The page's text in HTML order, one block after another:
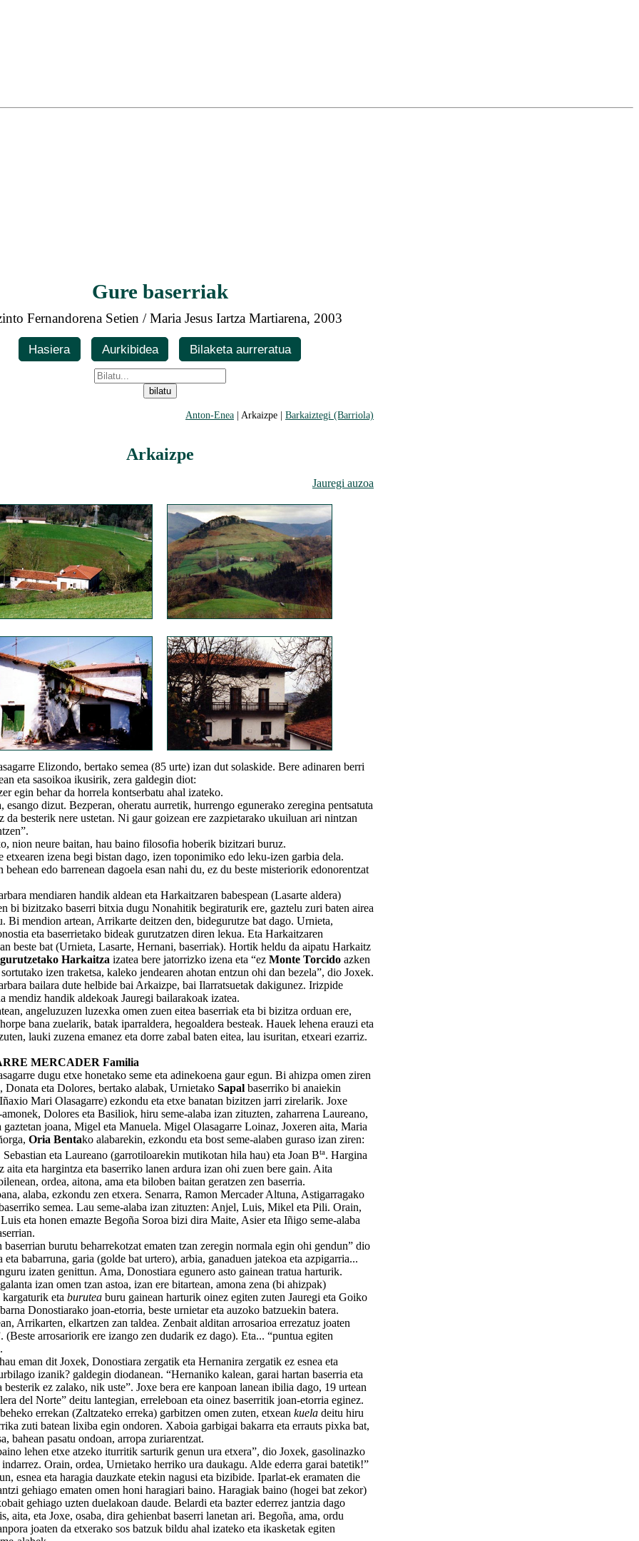
Gure baserriak
Fernandorena Setien / Maria Jesus Iartza Martiarena, 2003
Hasiera Aurkibidea Bilaketa aurreratua
Anton-Enea | Arkaizpe | Barkaiztegi (Barriola)
Arkaizpe
Jauregi auzoa
Elizondo, bertako semea (85 urte) izan dut solaskide. Bere adinaren berri
eta sasoikoa ikusirik, zera galdegin diot:
behar da horrela kontserbatu ahal izateko.
dizut. Bezperan, oheratu aurretik, hurrengo egunerako zeregina pentsatuta
da besterik nere ustetan. Ni gaur goizean ere zazpietarako ukuiluan ari nintzan
neure baitan, hau baino filosofia hoberik bizitzari buruz.
izena begi bistan dago, izen toponimiko edo leku-izen garbia dela.
behean edo barrenean dagoela esan nahi du, ez du beste misteriorik edonorentzat
mendiaren handik aldean eta Harkaitzaren babespean (Lasarte aldera)
bi bizitzako baserri bitxia dugu Nonahitik begiraturik ere, gaztelu zuri baten airea
Bi mendion artean, Arrikarte deitzen den, bidegurutze bat dago. Urnieta,
eta baserrietako bideak gurutzatzen diren lekua. Eta Harkaitzaren
beste bat (Urnieta, Lasarte, Hernani, baserriak). Hortik heldu da aipatu Harkaitz
Harkaitza izatea bere jatorrizko izena eta “ez Monte Torcido azken
izen traketsa, kaleko jendearen ahotan entzun ohi dan bezela”, dio Joxek.
bailara dute helbide bai Arkaizpe, bai Ilarratsuetak dakigunez. Irizpide
mendiz handik aldekoak Jauregi bailarakoak izatea.
angeluzuzen luzexka omen zuen eitea baserriak eta bi bizitza orduan ere,
bana zuelarik, batak iparraldera, hegoaldera besteak. Hauek lehena erauzi eta
lauki zuzena emanez eta dorre zabal baten eitea, lau isuritan, etxeari ezarriz.
MERCADER Familia
dugu etxe honetako seme eta adinekoena gaur egun. Bi ahizpa omen ziren
Donata eta Dolores, bertako alabak, Urnietako Sapal baserriko bi anaiekin
Mari Olasagarre) ezkondu eta etxe banatan bizitzen jarri zirelarik. Joxe
Dolores eta Basiliok, hiru seme-alaba izan zituzten, zaharrena Laureano,
gaztetan joana, Migel eta Manuela. Migel Olasagarre Loinaz, Joxeren aita, Maria
Oria Bentako alabarekin, ezkondu eta bost seme-alaben guraso izan ziren:
Sebastian eta Laureano (garrotiloarekin mutikotan hila hau) eta Joan Bta. Hargina
aita eta hargintza eta baserriko lanen ardura izan ohi zuen bere gain. Aita
ordea, aitona, ama eta biloben baitan geratzen zen baserria.
alaba, ezkondu zen etxera. Senarra, Ramon Mercader Altuna, Astigarragako
semea. Lau seme-alaba izan zituzten: Anjel, Luis, Mikel eta Pili. Orain,
eta honen emazte Begoña Soroa bizi dira Maite, Asier eta Iñigo seme-alaba
burutu beharrekotzat ematen tzan zeregin normala egin ohi gendun” dio
eta babarruna, garia (golde bat urtero), arbia, ganaduen jatekoa eta azpigarria...
izaten genittun. Ama, Donostiara egunero asto gainean tratua harturik.
izan omen tzan astoa, izan ere bitartean, amona zena (bi ahizpak)
kargaturik eta burutea buru gainean harturik oinez egiten zuten Jauregi eta Goiko
Donostiarako joan-etorria, beste urnietar eta auzoko batzuekin batera.
Arrikarten, elkartzen zan taldea. Zenbait alditan arrosarioa errezatuz joaten
(Beste arrosariorik ere izango zen dudarik ez dago). Eta... “puntua egiten
dit Joxek, Donostiara zergatik eta Hernanira zergatik ez esnea eta
izanik? galdegin diodanean. “Hernaniko kalean, garai hartan baserria eta
besterik ez zalako, nik uste”. Joxe bera ere kanpoan lanean ibilia dago, 19 urtean
del Norte” deitu lantegian, erreleboan eta oinez baserritik joan-etorria eginez.
errekan (Zaltzateko erreka) garbitzen omen zuten, etxean kuela deitu hiru
zuti batean lixiba egin ondoren. Xaboia garbigai bakarra eta errauts pixka bat,
bahean pasatu ondoan, arropa zuriarentzat.
lehen etxe atzeko iturritik sarturik genun ura etxera”, dio Joxek, gasolinazko
Orain, ordea, Urnietako herriko ura daukagu. Alde ederra garai batetik!”
eta haragia dauzkate etekin nagusi eta bizibide. Iparlat-ek eramaten die
gehiago ematen omen honi haragiari baino. Haragiak baino (hogei bat zekor)
gehiago uzten duelakoan daude. Belardi eta bazter ederrez jantzia dago
aita, eta Joxe, osaba, dira gehienbat baserri lanetan ari. Begoña, ama, ordu
joaten da etxerako sos batzuk bildu ahal izateko eta ikasketak egiten